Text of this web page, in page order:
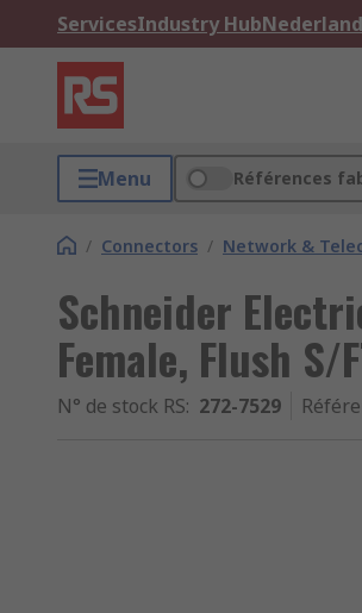
ServicesIndustry Hub
Menu Références
/ Connectors / Network &
Schneider
Female, Flush
N° de stock RS: 272-7529